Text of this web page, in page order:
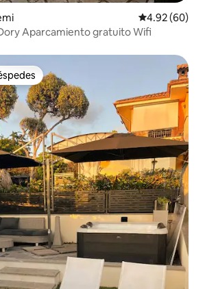
Calificación
4.92 (60)
Aparcamiento gratuito Wifi